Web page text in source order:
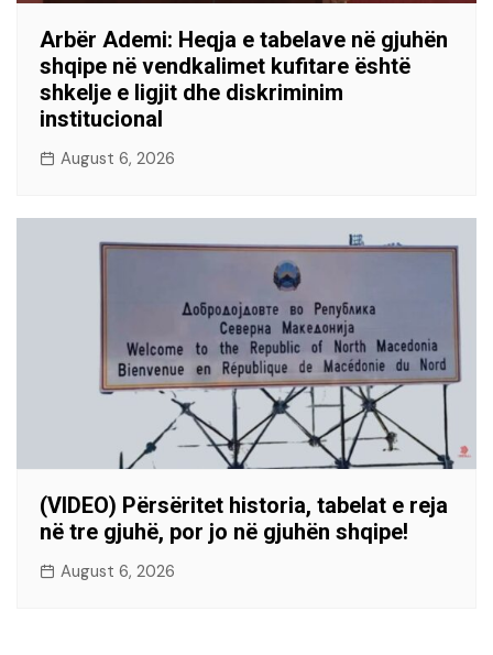
Arbër Ademi: Heqja e tabelave në gjuhën
shqipe në vendkalimet kufitare është
shkelje e ligjit dhe diskriminim
institucional
August 6, 2026
(VIDEO) Përsëritet historia, tabelat e reja
në tre gjuhë, por jo në gjuhën shqipe!
August 6, 2026